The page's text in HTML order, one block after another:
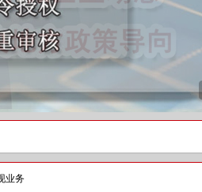
业务